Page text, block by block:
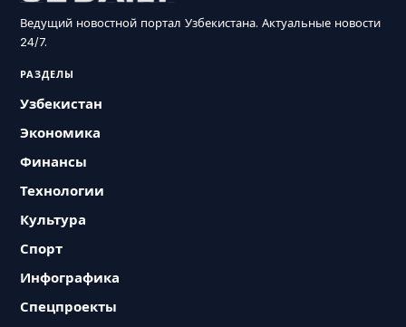
Ведущий новостной портал Узбекистана. Актуальные новости
24/7.
РАЗДЕЛЫ
Узбекистан
Экономика
Финансы
Технологии
Культура
Спорт
Инфографика
Спецпроекты